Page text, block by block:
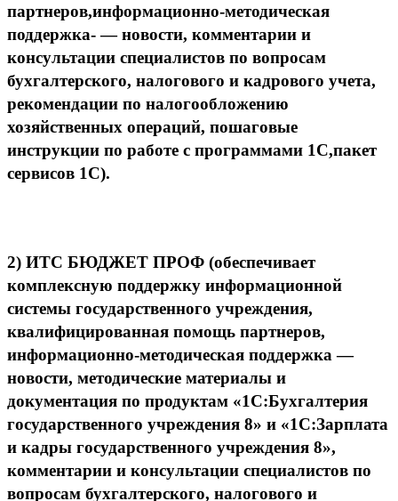
партнеров,информационно-методическая
поддержка- — новости, комментарии и
консультации специалистов по вопросам
бухгалтерского, налогового и кадрового учета,
рекомендации по налогообложению
хозяйственных операций, пошаговые
инструкции по работе с программами 1С,пакет
сервисов 1С).
2) ИТС БЮДЖЕТ ПРОФ (обеспечивает
комплексную поддержку информационной
системы государственного учреждения,
квалифицированная помощь партнеров,
информационно-методическая поддержка —
новости, методические материалы и
документация по продуктам «1С:Бухгалтерия
государственного учреждения 8» и «1С:Зарплата
и кадры государственного учреждения 8»,
комментарии и консультации специалистов по
вопросам бухгалтерского, налогового и